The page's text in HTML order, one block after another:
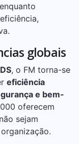
globais
, o FM torna-se
eficiência
e bem-
oferecem
sejam